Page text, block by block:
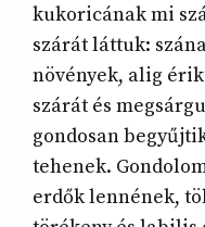
kukoricának mi
szárát láttuk:
növények, alig
szárát és
gondosan
tehenek.
erdők lennének,